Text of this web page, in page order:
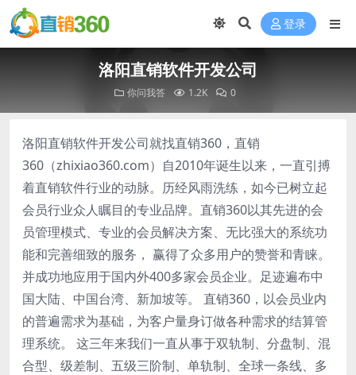
登录
洛阳直销软件开发公司
你问我答 1.2K 0
洛阳直销软件开发公司就找直销360，直销
360（zhixiao360.com）自2010年诞生以来，一直引搏
着直销软件行业的动脉。历经风雨洗练，如今已树立起
会员行业众人瞩目的专业品牌。直销360以其先进的会
员管理模式、专业的会员解决方案、无比强大的系统功
能和完善细致的服务， 赢得了众多用户的赞誉和青睐。
并成功地应用于国内外400多家会员企业。足迹遍布中
国大陆、中国台湾、新加坡等。 直销360，以会员业内
的普遍需求为基础，为客户量身订做各种需求的结算管
理系统。 这三年来我们一直从事于双轨制、分盘制、混
合型、级差制、五级三阶制、单轨制、全球一条线、多